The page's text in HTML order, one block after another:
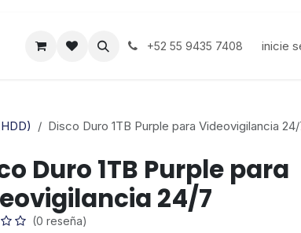
+52 55 9435 7408 inicie
Disco Duro 1TB Purple para Videovigilancia
Duro 1TB Purple para
24/7
(0 reseña)